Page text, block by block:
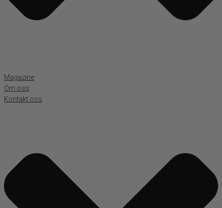
Magazine
Om oss
Kontakt oss